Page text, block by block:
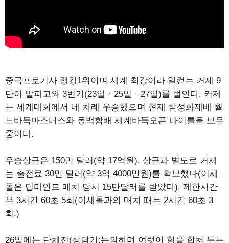
중국프로기사 랭킹1위이며 세계 최강이라 일컫는 커제 9
단이 알파고와 3번기(23일ㆍ25일ㆍ27일)를 벌인다. 커제
는 세계대회에서 네 차례 우승했으며 현재 삼성화재배 월
드바둑마스터스와 몽백합배 세계바둑오픈 타이틀을 보유
중이다.
우승상금은 150만 달러(약 17억원). 상금과 별도로 커제
는 출전료 30만 달러(약 3억 4000만원)를 확보했다(이세
돌은 딥마인드 매치 당시 15만달러를 받았다). 제한시간
은 3시간 60초 5회(이세돌과의 매치 때는 2시간 60초 3
회.)
26일에는 단체전(상담기:논의하며 여럿이 힘을 합쳐 두는